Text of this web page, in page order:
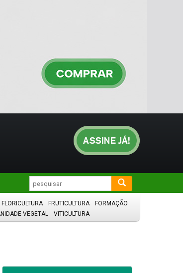
FLORICULTURA FRUTICULTURA
FORMAÇÃO
VEGETAL VITICULTURA